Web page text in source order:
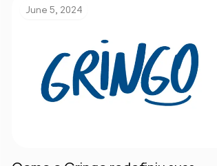
June 5, 2024